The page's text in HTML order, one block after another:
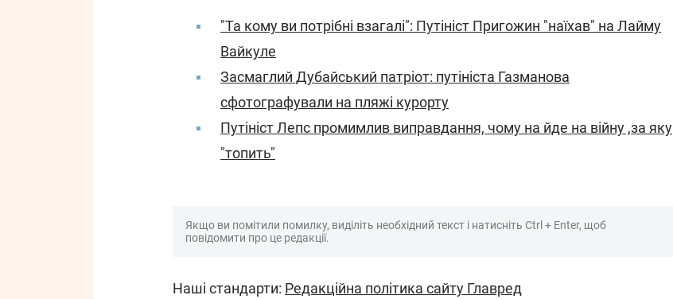
"Та кому ви потрібні взагалі": Путініст Пригожин "наїхав" на Лайму
Вайкуле
Засмаглий Дубайський патріот: путініста Газманова
сфотографували на пляжі курорту
Путініст Лепс промимлив виправдання, чому на йде на війну ,за яку
"топить"
Якщо ви помітили помилку, виділіть необхідний текст і натисніть Ctrl + Enter, щоб
повідомити про це редакції.
Наші стандарти: Редакційна політика сайту Главред